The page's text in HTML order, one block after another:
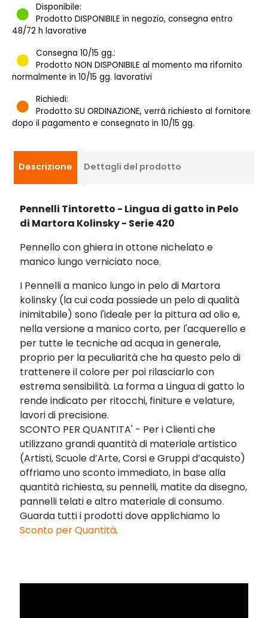
Disponibile:
Prodotto DISPONIBILE in negozio, consegna entro
48/72 h lavorative
Consegna 10/15 gg.:
Prodotto NON DISPONIBILE al momento ma rifornito
normalmente in 10/15 gg. lavorativi
Richiedi:
Prodotto SU ORDINAZIONE, verrà richiesto al fornitore
dopo il pagamento e consegnato in 10/15 gg.
Descrizione Dettagli del prodotto
Pennelli Tintoretto - Lingua di gatto in Pelo
di Martora Kolinsky - Serie 420
Pennello con ghiera in ottone nichelato e
manico lungo verniciato noce.
I Pennelli a manico lungo in pelo di Martora
kolinsky (la cui coda possiede un pelo di qualità
inimitabile) sono l'ideale per la pittura ad olio e,
nella versione a manico corto, per l'acquerello e
per tutte le tecniche ad acqua in generale,
proprio per la peculiarità che ha questo pelo di
trattenere il colore per poi rilasciarlo con
estrema sensibilità. La forma a Lingua di gatto lo
rende indicato per ritocchi, finiture e velature,
lavori di precisione.
SCONTO PER QUANTITA' - Per i Clienti che
utilizzano grandi quantità di materiale artistico
(Artisti, Scuole d’Arte, Corsi e Gruppi d’acquisto)
offriamo uno sconto immediato, in base alla
quantità richiesta, su pennelli, matite da disegno,
pannelli telati e altro materiale di consumo.
Guarda tutti i prodotti dove applichiamo lo
Sconto per Quantità.